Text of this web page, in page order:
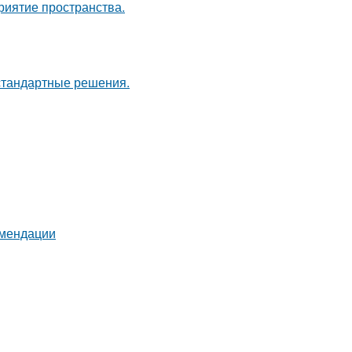
пространства.
решения.